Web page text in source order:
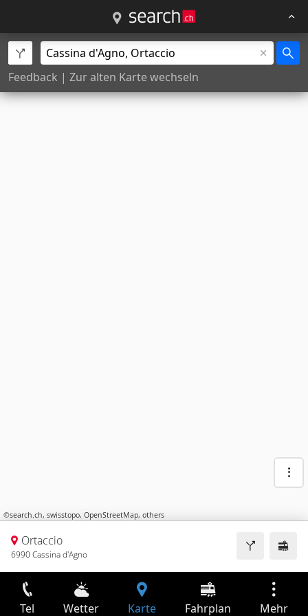
Feedback | Zur alten Karte wechseln
©search.ch, swisstopo, OpenStreetMap, others
Ortaccio
6990 Cassina d'Agno
Tel Wetter Karte Fahrplan Mehr